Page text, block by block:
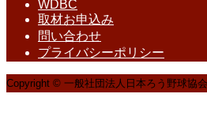
WDBC
取材お申込み
問い合わせ
プライバシーポリシー
Copyright © 一般社団法人日本ろう野球協